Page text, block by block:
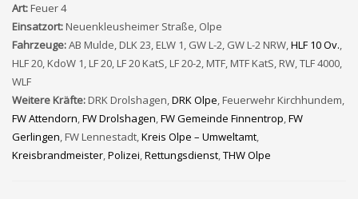
Art:Feuer 4
Einsatzort:Neuenkleusheimer Straße, Olpe
Fahrzeuge:AB Mulde, DLK 23, ELW 1, GW L-2, GW L-2 NRW,HLF 10 Ov.,
HLF 20, KdoW 1, LF 20, LF 20 KatS, LF 20-2, MTF, MTF KatS, RW, TLF 4000,
WLF
Weitere Kräfte:DRK Drolshagen,DRK Olpe, Feuerwehr Kirchhundem,
FW Attendorn,FW Drolshagen,FW Gemeinde Finnentrop,FW
Gerlingen, FW Lennestadt,Kreis Olpe – Umweltamt,
Kreisbrandmeister,Polizei,Rettungsdienst,THW Olpe